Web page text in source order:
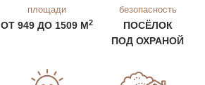
площади
ОТ 949 ДО 1509 М2
безопасность
ПОСЁЛОК
ПОД ОХРАНОЙ